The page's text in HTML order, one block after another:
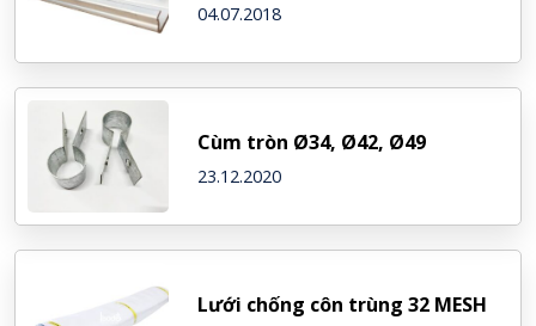
04.07.2018
Cùm tròn Ø34, Ø42, Ø49
23.12.2020
Lưới chống côn trùng 32 MESH